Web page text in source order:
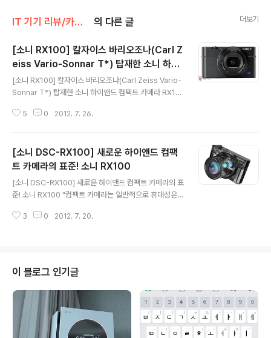
IT 기기 리뷰/카메라_캠코더 의 다른 글 더보기
[소니 RX100] 칼자이스 바리오조나(Carl Z
eiss Vario-Sonnar T*) 탑재한 소니 하이
앤드 컴팩트 카메라 RX100
[소니 RX100] 칼자이스 바리오조나(Carl Zeiss Vario-
Sonnar T*) 탑재한 소니 하이앤드 컴팩트 카메라 RX10
장은 점점 위축되고 있는데요. 그동안 많은 카메라 업계들
출시하면서 시장은 더욱 작아지고 있지 않나 생각합니다.
오랫동안 컴팩트 카메라의 강자로 군림해온 소니는 컴팩트
카메라의 강점인 휴대성과 단점으로 지적되던 화질을 모두
만족 시켜주는 하이엔드 컴팩트 카메라 RX100을 출시했
는데요. 컴팩트 카메라의 장점이라고 하면, 어느 장면, 어느
상황에서도 간단한 조작만으로 결과물을 얻을 수 있다는
5 0 2012. 7. 26.
[소니 DSC-RX100] 새로운 하이앤드 컴팩
트 카메라의 표준! 소니 RX100
[소니 DSC-RX100] 새로운 하이앤드 컴팩트 카메라의 표
준! 소니 RX100 "컴팩트 카메라는 일반적으로 휴대성은
는 DSLR 카메라 시장과 미러리스 카메라 시장에 밀려 점
니다. 컴팩트 카메라의 장점이라고 하면, 어느 장면, 어느상
황에서도 간단한 조작만으로 결과물을 얻을 수 있다는 건
데요. 어떻게 보면 내가 원하는 결과물을 얻기에는 한계가
있습니다. 소니 DSC-RX100은 일반 컴팩트 카메라보다
약 4배가 큰 세계최초 1인치 크기의 이미지 센서와 2020
만 화소의 엑스모어(Ex..
3 0 2012. 7. 20.
이 블로그 인기글